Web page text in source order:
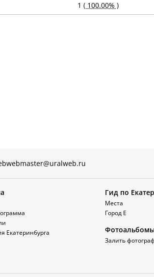
1 ( 100.00% )
webmaster@uralweb.ru
Екатеринбурга
Гид по
Места
Город Е
Залить